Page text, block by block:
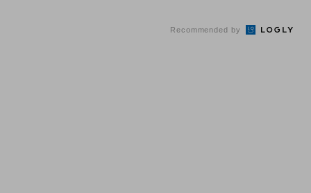
Recommended by